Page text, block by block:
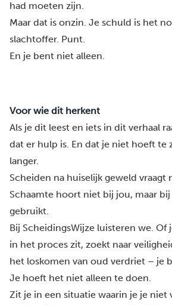
had moeten zijn.
Maar dat is onzin. Je schuld is het
slachtoffer. Punt.
En je bent niet alleen.
Voor wie dit herkent
Als je dit leest en iets in dit verhaal
dat er hulp is. En dat je niet hoeft te
langer.
Scheiden na huiselijk geweld vraagt
Schaamte hoort niet bij jou, maar
gebruikt.
Bij ScheidingsWijze luisteren we. Of
in het proces zit, zoekt naar
het loskomen van oud verdriet – je
Je hoeft het niet alleen te doen.
Zit je in een situatie waarin je je niet